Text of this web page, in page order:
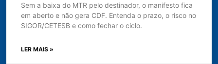
Sem a baixa do MTR pelo destinador, o manifesto fica
em aberto e não gera CDF. Entenda o prazo, o risco no
SIGOR/CETESB e como fechar o ciclo.
LER MAIS »